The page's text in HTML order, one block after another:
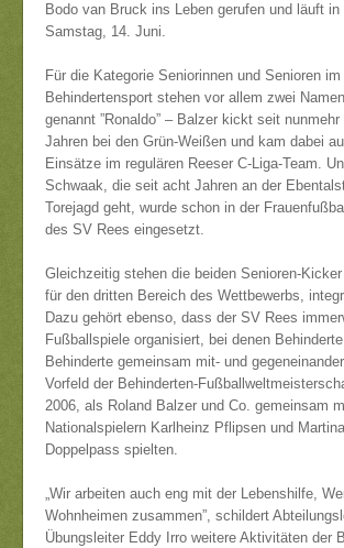
Bodo van Bruck ins Leben gerufen und läuft
Samstag, 14. Juni.
Für die Kategorie Seniorinnen und Senioren im
Behindertensport stehen vor allem zwei
genannt ”Ronaldo” – Balzer kickt seit
Jahren bei den Grün-Weißen und kam dabei
Einsätze im regulären Reeser C-Liga-Team.
Schwaak, die seit acht Jahren an der
Torejagd geht, wurde schon in der
des SV Rees eingesetzt.
Gleichzeitig stehen die beiden Senioren-
für den dritten Bereich des Wettbewerbs,
Dazu gehört ebenso, dass der SV Rees
Fußballspiele organisiert, bei denen
Behinderte gemeinsam mit- und
Vorfeld der Behinderten-
2006, als Roland Balzer und Co. gemeinsam
Nationalspielern Karlheinz Pflipsen und
Doppelpass spielten.
„Wir arbeiten auch eng mit der Lebenshilfe,
Wohnheimen zusammen”, schildert
Übungsleiter Eddy Irro weitere Aktivitäten der